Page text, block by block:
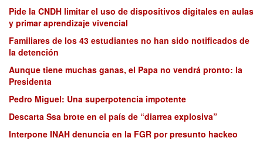
Pide la CNDH limitar el uso de dispositivos digitales en aulas
y primar aprendizaje vivencial
Familiares de los 43 estudiantes no han sido notificados de
la detención
Aunque tiene muchas ganas, el Papa no vendrá pronto: la
Presidenta
Pedro Miguel: Una superpotencia impotente
Descarta Ssa brote en el país de “diarrea explosiva”
Interpone INAH denuncia en la FGR por presunto hackeo